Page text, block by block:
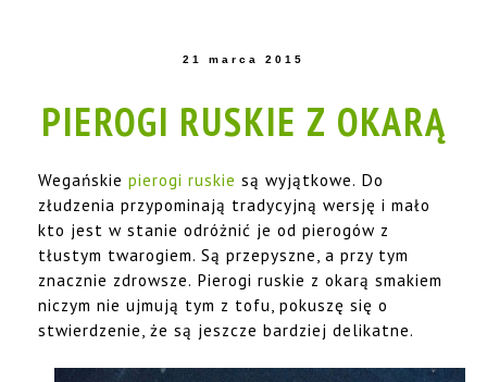
21 marca 2015
PIEROGI RUSKIE Z OKARĄ
Wegańskie pierogi ruskie są wyjątkowe. Do
złudzenia przypominają tradycyjną wersję i mało
kto jest w stanie odróżnić je od pierogów z
tłustym twarogiem. Są przepyszne, a przy tym
znacznie zdrowsze. Pierogi ruskie z okarą smakiem
niczym nie ujmują tym z tofu, pokuszę się o
stwierdzenie, że są jeszcze bardziej delikatne.